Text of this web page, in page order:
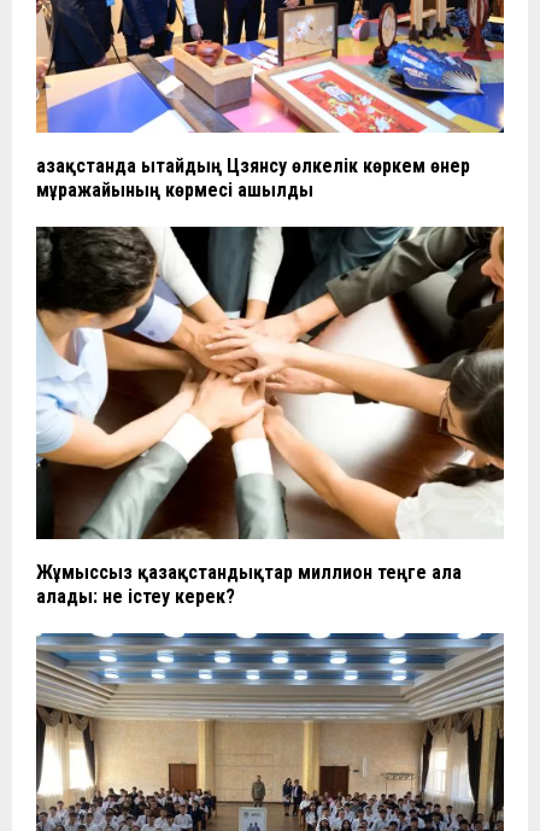
Қазақстанда Қытайдың Цзянсу өлкелік көркем өнер
мұражайының көрмесі ашылды
Жұмыссыз қазақстандықтар миллион теңге ала
алады: не істеу керек?